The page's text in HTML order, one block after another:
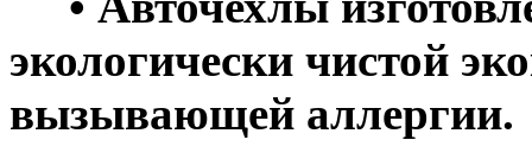
экологически чистой
вызывающей аллергии.